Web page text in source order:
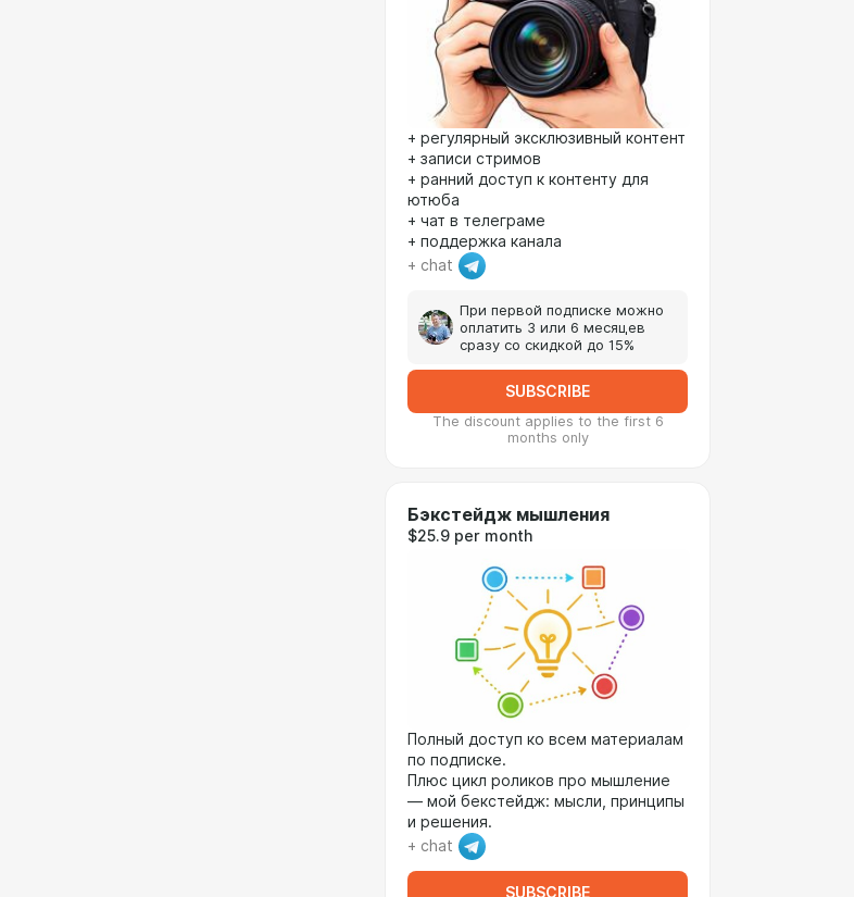
+ регулярный эксклюзивный контент
+ записи стримов
+ ранний доступ к контенту для
ютюба
+ чат в телеграме
+ поддержка канала
+ chat
При первой подписке можно
оплатить 3 или 6 месяцев
сразу со скидкой до 15%
SUBSCRIBE
The discount applies to the first 6
months only
Бэкстейдж мышления
$25.9 per month
Полный доступ ко всем материалам
по подписке.
Плюс цикл роликов про мышление
— мой бекстейдж: мысли, принципы
и решения.
+ chat
SUBSCRIBE